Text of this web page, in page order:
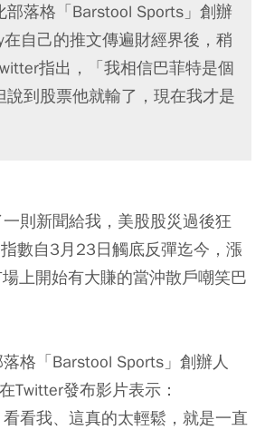
部落格「Barstool Sports」創辦
在自己的推文傳遍財經界後，稍
指出，「我相信巴菲特是個
說到股票他就輸了，現在我才是
則新聞給我，美股股災過後狂
數自3月23日觸底反彈迄今，漲
上開始有大賺的當沖散戶嘲笑巴
格「Barstool Sports」創辦人
Twitter發布影片表示：
看看我、這真的太輕鬆，就是一直